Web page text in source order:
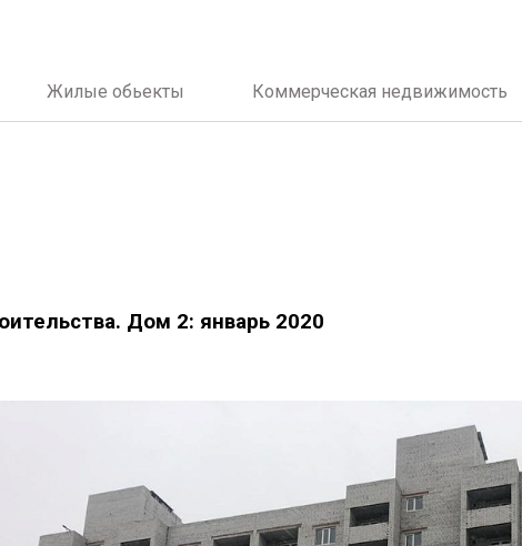
Жилые обьекты Коммерческая недвижимость
Дом 2: январь 2020